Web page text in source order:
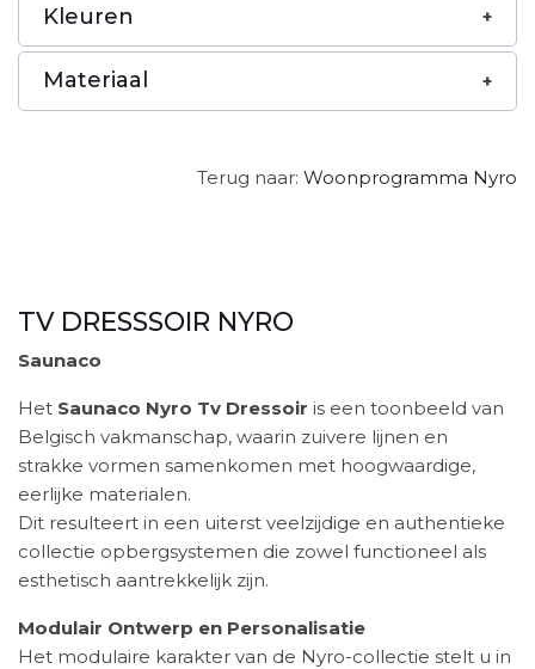
Kleuren
Materiaal
Terug naar: Woonprogramma Nyro
TV DRESSSOIR NYRO
Saunaco
Het Saunaco Nyro Tv Dressoir is een toonbeeld van
Belgisch vakmanschap, waarin zuivere lijnen en
strakke vormen samenkomen met hoogwaardige,
eerlijke materialen.
Dit resulteert in een uiterst veelzijdige en authentieke
collectie opbergsystemen die zowel functioneel als
esthetisch aantrekkelijk zijn.
Modulair Ontwerp en Personalisatie
Het modulaire karakter van de Nyro-collectie stelt u in